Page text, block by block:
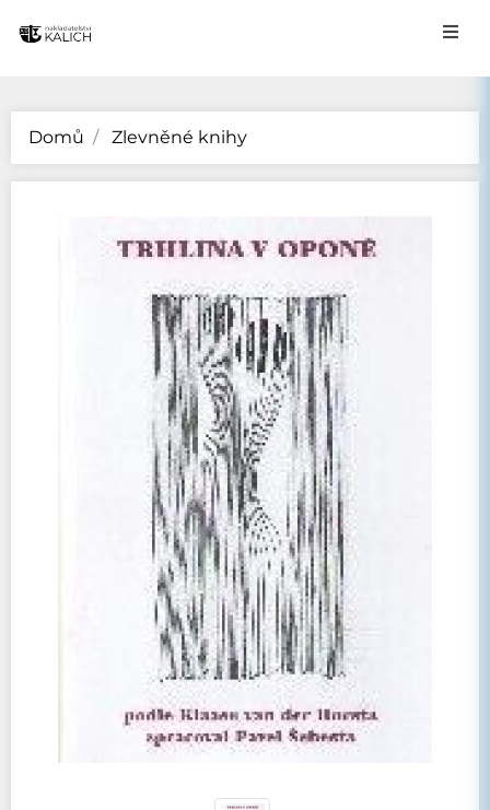
Domů Zlevněné knihy